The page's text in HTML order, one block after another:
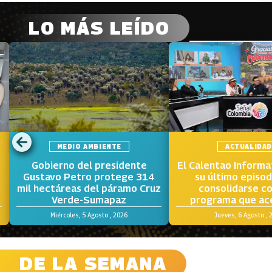
LO MÁS LEÍDO
MEDIO AMBIENTE
Miércoles, 5 Agosto , 2026
Gobierno del presidente
Gustavo Petro protege 314
mil hectáreas del páramo Cruz
Verde-Sumapaz
ACTUALIDAD
Jueves, 6 Agosto ,
El Calentao
su último
consolidarse
programa que
voces y los
Colombia
DE LA SEMANA